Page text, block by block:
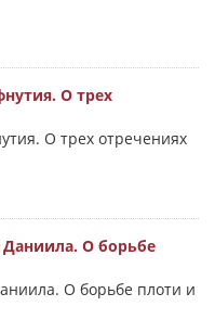
О трех
О трех отречениях
Даниила. О борьбе
О борьбе плоти и